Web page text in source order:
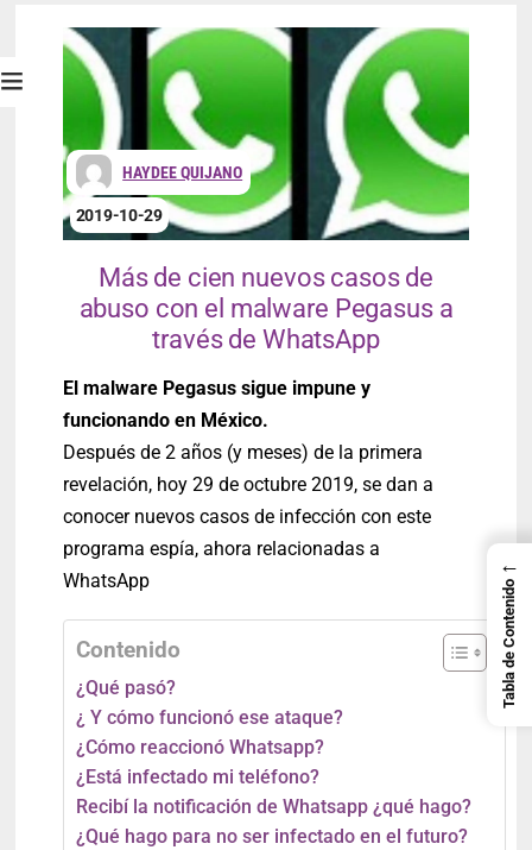
HAYDEE QUIJANO
2019-10-29
Más de cien nuevos casos de
abuso con el malware Pegasus a
través de WhatsApp
El malware Pegasus sigue impune y
funcionando en México.
Después de 2 años (y meses) de la primera
revelación, hoy 29 de octubre 2019, se dan a
conocer nuevos casos de infección con este
programa espía, ahora relacionadas a
WhatsApp
Contenido
¿Qué pasó?
¿ Y cómo funcionó ese ataque?
¿Cómo reaccionó Whatsapp?
¿Está infectado mi teléfono?
Recibí la notificación de Whatsapp ¿qué hago?
¿Qué hago para no ser infectado en el futuro?
←
Tabla de Contenido